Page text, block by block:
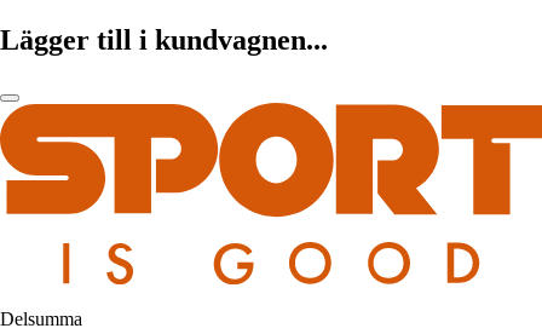
Lägger till i kundvagnen...
Delsumma